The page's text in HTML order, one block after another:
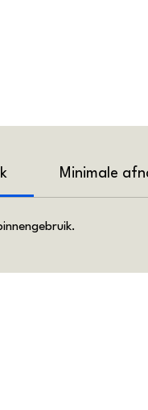
Minimale